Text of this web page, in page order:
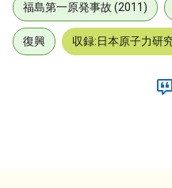
福島第一原発事故 (2011)
復興 収録:日本原子力研